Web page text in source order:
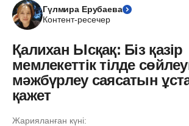
Гүлмира Ерубаева
Контент-ресечер
Қалихан Ысқақ: Бiз қазiр
мемлекеттiк тiлде
мəжбүрлеу саясатын
қажет
Жарияланған күні: